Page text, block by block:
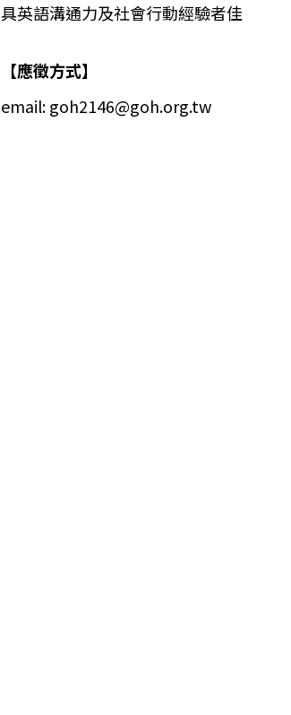
具英語溝通力及社會行動經驗者佳
【應徵方式】
email:goh2146@goh.org.tw